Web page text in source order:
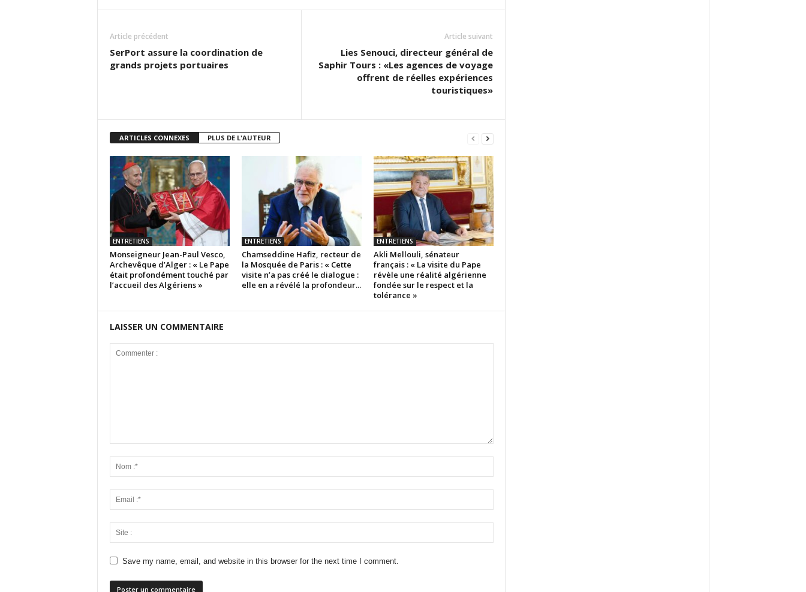
Article précédent
SerPort assure la coordination de
grands projets portuaires
Article suivant
Lies Senouci, directeur général de
Saphir Tours : «Les agences de voyage
offrent de réelles expériences
touristiques»
ARTICLES CONNEXES PLUS DE L'AUTEUR
ENTRETIENS
Monseigneur Jean-Paul Vesco,
Archevêque d’Alger : « Le Pape
était profondément touché par
l’accueil des Algériens »
ENTRETIENS
Chamseddine Hafiz, recteur de
la Mosquée de Paris : « Cette
visite n’a pas créé le dialogue :
elle en a révélé la profondeur...
ENTRETIENS
Akli Mellouli, sénateur
français : « La visite du Pape
révèle une réalité algérienne
fondée sur le respect et la
tolérance »
LAISSER UN COMMENTAIRE
Save my name, email, and website in this browser for the next time I comment.